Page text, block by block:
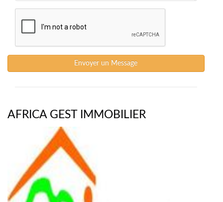
Envoyer un Message
AFRICA GEST IMMOBILIER